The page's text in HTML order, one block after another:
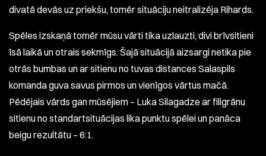
divatā devās uz priekšu, tomēr situāciju neitralizēja Rihards.
Spēles izskaņā tomēr mūsu vārti tika uzlauzti, divi brīvsitieni
īsā laikā un otrais sekmīgs. Šajā situācijā aizsargi netika pie
otrās bumbas un ar sitienu no tuvas distances Salaspils
komanda guva savus pirmos un vienīgos vārtus mačā.
Pēdējais vārds gan mūsējiem – Luka Silagadze ar filigrānu
sitienu no standartsituācijas lika punktu spēlei un panāca
beigu rezultātu – 6:1.